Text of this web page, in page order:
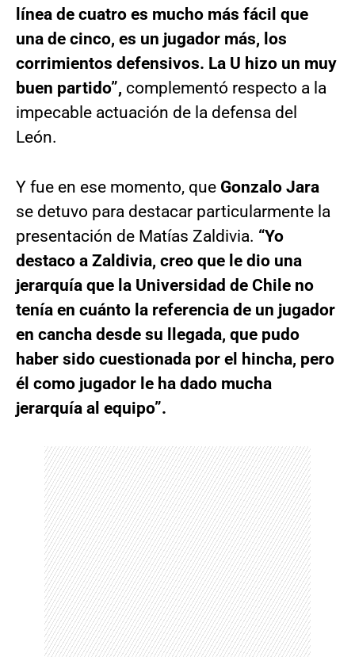
línea de cuatro es mucho más fácil que
una de cinco, es un jugador más, los
corrimientos defensivos. La U hizo un muy
buen partido”, complementó respecto a la
impecable actuación de la defensa del
León.
Y fue en ese momento, que Gonzalo Jara
se detuvo para destacar particularmente la
presentación de Matías Zaldivia. “Yo
destaco a Zaldivia, creo que le dio una
jerarquía que la Universidad de Chile no
tenía en cuánto la referencia de un jugador
en cancha desde su llegada, que pudo
haber sido cuestionada por el hincha, pero
él como jugador le ha dado mucha
jerarquía al equipo”.